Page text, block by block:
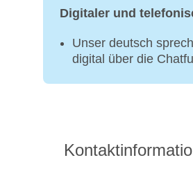
Digitaler und
Unser deutsch
digital über die